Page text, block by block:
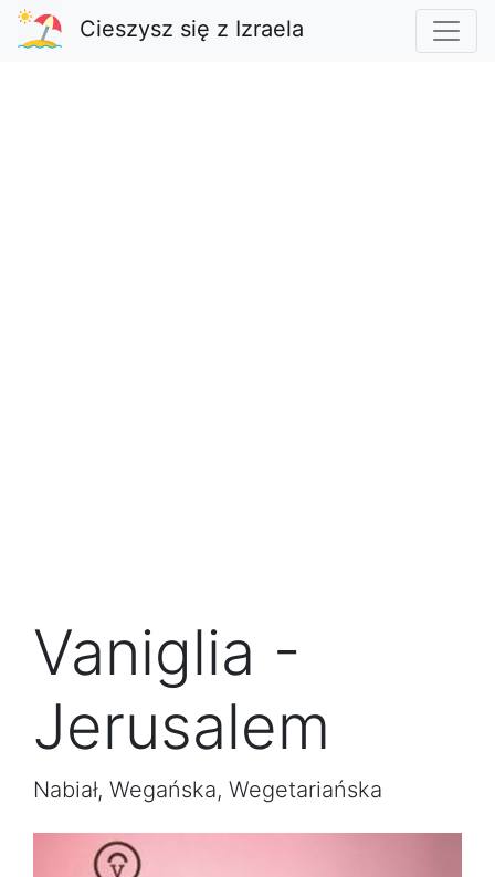
Cieszysz się z Izraela
Vaniglia -
Jerusalem
Nabiał, Wegańska, Wegetariańska